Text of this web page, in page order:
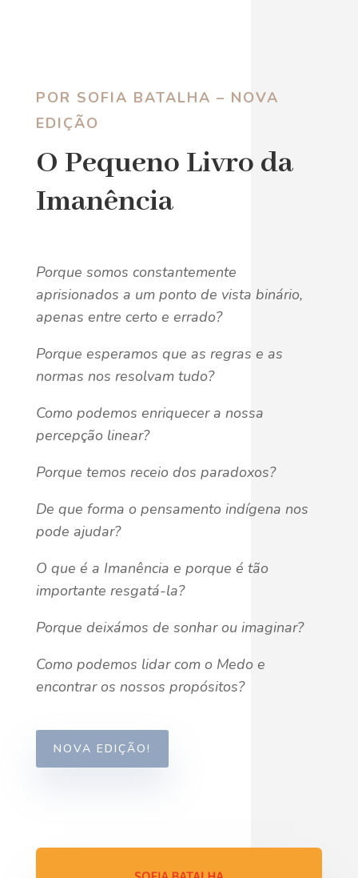
POR SOFIA BATALHA – NOVA
EDIÇÃO
O Pequeno Livro da
Imanência
Porque somos constantemente
aprisionados a um ponto de vista binário,
apenas entre certo e errado?
Porque esperamos que as regras e as
normas nos resolvam tudo?
Como podemos enriquecer a nossa
percepção linear?
Porque temos receio dos paradoxos?
De que forma o pensamento indígena nos
pode ajudar?
O que é a Imanência e porque é tão
importante resgatá-la?
Porque deixámos de sonhar ou imaginar?
Como podemos lidar com o Medo e
encontrar os nossos propósitos?
NOVA EDIÇÃO!